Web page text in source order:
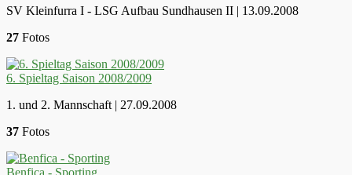
SV Kleinfurra I - LSG Aufbau Sundhausen II | 13.09.2008
27 Fotos
6. Spieltag Saison 2008/2009
1. und 2. Mannschaft | 27.09.2008
37 Fotos
Benfica - Sporting